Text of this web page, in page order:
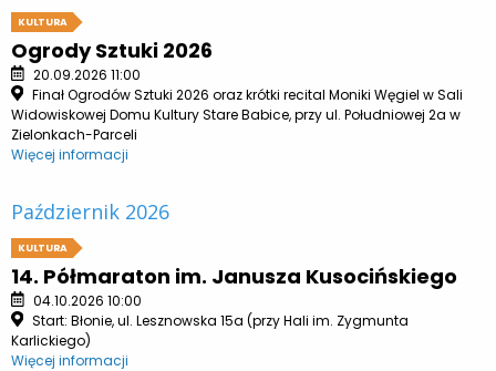
KULTURA
Ogrody Sztuki 2026
20.09.2026 11:00
Finał Ogrodów Sztuki 2026 oraz krótki recital Moniki Węgiel w Sali
Widowiskowej Domu Kultury Stare Babice, przy ul. Południowej 2a w
Zielonkach-Parceli
Więcej informacji
Październik 2026
KULTURA
14. Półmaraton im. Janusza Kusocińskiego
04.10.2026 10:00
Start: Błonie, ul. Lesznowska 15a (przy Hali im. Zygmunta
Karlickiego)
Więcej informacji